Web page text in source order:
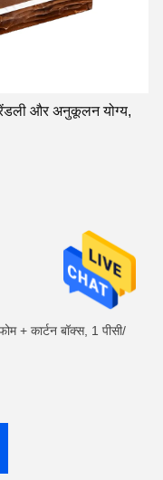
और अनुकूलन योग्य,
+ कार्टन बॉक्स, 1 पीसी/